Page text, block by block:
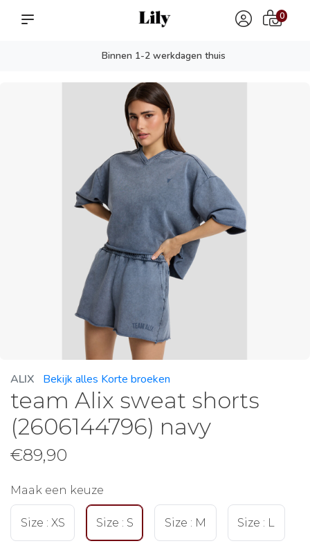
Binnen 1-2 werkdagen thuis
0
ALIX Bekijk alles Korte broeken
team Alix sweat shorts
(2606144796) navy
€89,90
Maak een keuze
Size : XS Size : S Size : M Size : L